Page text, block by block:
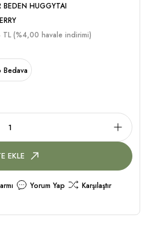
BEDEN HUGGYTAI
(%4,00 havale indirimi)
Bedava
EKLE
Yorum Yap
Karşılaştır